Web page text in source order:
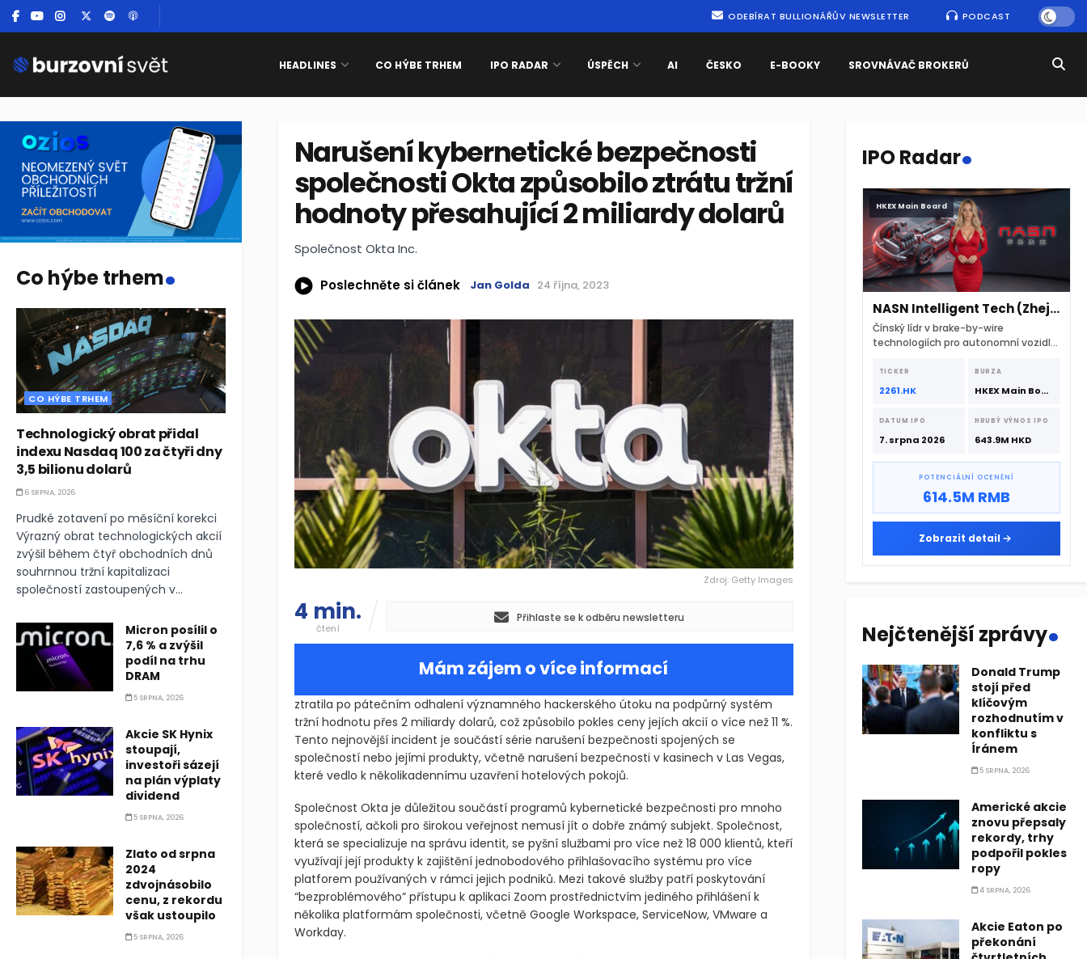
ODEBÍRAT BULLIONÁŘŮV NEWSLETTER PODCAST
HEADLINES CO HÝBE TRHEM IPO RADAR ÚSPĚCH AI ČESKO E-BOOKY SROVNÁVAČ BROKERŮ
Narušení kybernetické bezpečnosti
společnosti Okta způsobilo ztrátu tržní
hodnoty přesahující 2 miliardy dolarů
Společnost Okta Inc.
Poslechněte si článek Jan Golda 24 října, 2023
Zdroj: Getty Images
4 min.
čtení
Přihlaste se k odběru newsletteru
Mám zájem o více informací
ztratila po pátečním odhalení významného hackerského útoku na podpůrný systém
tržní hodnotu přes 2 miliardy dolarů, což způsobilo pokles ceny jejích akcií o více než 11 %.
Tento nejnovější incident je součástí série narušení bezpečnosti spojených se
společností nebo jejími produkty, včetně narušení bezpečnosti v kasinech v Las Vegas,
které vedlo k několikadennímu uzavření hotelových pokojů.
Společnost Okta je důležitou součástí programů kybernetické bezpečnosti pro mnoho
společností, ačkoli pro širokou veřejnost nemusí jít o dobře známý subjekt. Společnost,
která se specializuje na správu identit, se pyšní službami pro více než 18 000 klientů, kteří
využívají její produkty k zajištění jednobodového přihlašovacího systému pro více
platforem používaných v rámci jejich podniků. Mezi takové služby patří poskytování
“bezproblémového” přístupu k aplikaci Zoom prostřednictvím jediného přihlášení k
několika platformám společnosti, včetně Google Workspace, ServiceNow, VMware a
Workday.
Co hýbe trhem.
CO HÝBE TRHEM
Technologický obrat přidal
indexu Nasdaq 100 za čtyři dny
3,5 bilionu dolarů
6 SRPNA, 2026
Prudké zotavení po měsíční korekci
Výrazný obrat technologických akcií
zvýšil během čtyř obchodních dnů
souhrnnou tržní kapitalizaci
společností zastoupených v...
Micron posílil o
7,6 % a zvýšil
podíl na trhu
DRAM
5 SRPNA, 2026
Akcie SK Hynix
stoupají,
investoři sázejí
na plán výplaty
dividend
5 SRPNA, 2026
Zlato od srpna
2024
zdvojnásobilo
cenu, z rekordu
však ustoupilo
5 SRPNA, 2026
IPO Radar.
HKEX Main Board
NASN Intelligent Tech (Zhejiang)
Čínský lídr v brake-by-wire
technologiích pro autonomní vozidla
srpna 2026 s podporou CATL a
Hillhouse Investment.
TICKER
2261.HK
BURZA
HKEX Main Board
DATUM IPO
7. srpna 2026
HRUBÝ VÝNOS IPO
643.9M HKD
POTENCIÁLNÍ OCENĚNÍ
614.5M RMB
Zobrazit detail
Nejčtenější zprávy.
Donald Trump
stojí před
klíčovým
rozhodnutím v
konfliktu s
Íránem
5 SRPNA, 2026
Americké akcie
znovu přepsaly
rekordy, trhy
podpořil pokles
ropy
4 SRPNA, 2026
Akcie Eaton po
překonání